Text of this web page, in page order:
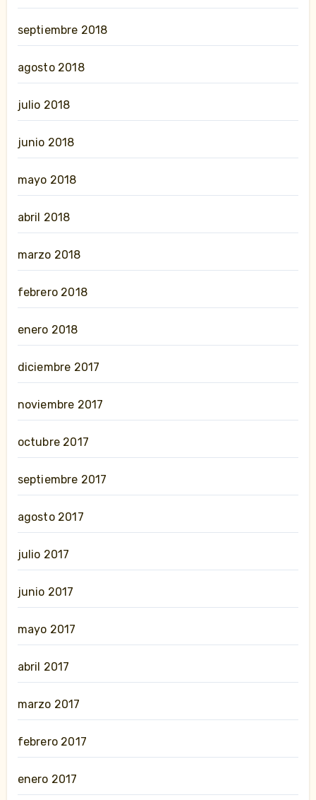
septiembre 2018
agosto 2018
julio 2018
junio 2018
mayo 2018
abril 2018
marzo 2018
febrero 2018
enero 2018
diciembre 2017
noviembre 2017
octubre 2017
septiembre 2017
agosto 2017
julio 2017
junio 2017
mayo 2017
abril 2017
marzo 2017
febrero 2017
enero 2017